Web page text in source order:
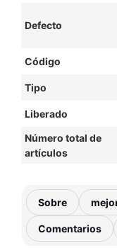
Defecto
Código
Tipo
Liberado
Número total de
artículos
Sobre
Comentarios